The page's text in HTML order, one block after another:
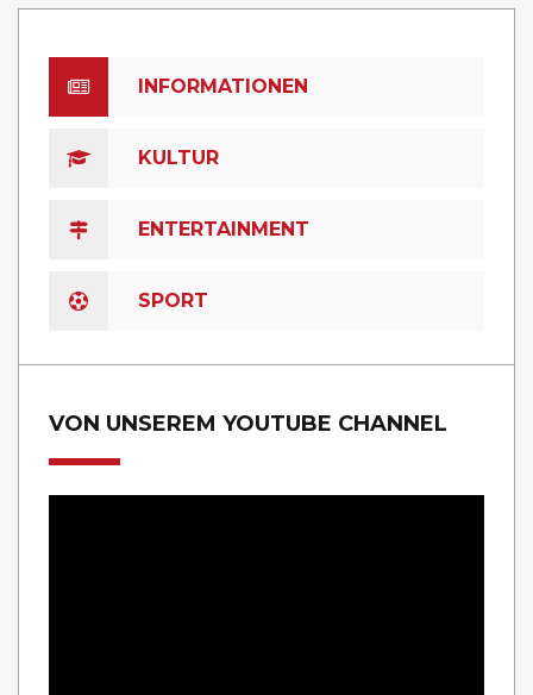
INFORMATIONEN
KULTUR
ENTERTAINMENT
SPORT
VON UNSEREM YOUTUBE CHANNEL